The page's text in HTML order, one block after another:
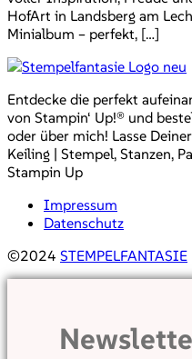
HofArt in Landsberg am
Minialbum – perfekt, […]
Entdecke die perfekt
von Stampin‘ Up!® und
oder über mich! Lasse
Keiling | Stempel, Stanzen,
Stampin Up
Impressum
Datenschutz
©2024 STEMPELFANTASIE